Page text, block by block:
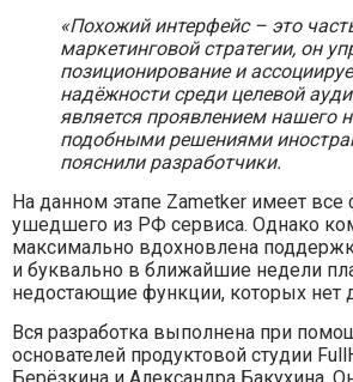
«Похожий интерфейс – это
маркетинговой стратегии, он
позиционирование и
надёжности среди целевой
является проявлением нашего
подобными решениями
пояснили разработчики.
На данном этапе Zametker имеет все
ушедшего из РФ сервиса. Однако
максимально вдохновлена
и буквально в ближайшие недели
недостающие функции, которых нет
Вся разработка выполнена при
основателей продуктовой студии